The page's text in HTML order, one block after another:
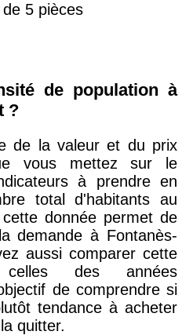
5 pièces
de population à
?
de la valeur et du prix
vous mettez sur le
à prendre en
total d'habitants au
donnée permet de
demande à Fontanès-
aussi comparer cette
des années
de comprendre si
tendance à acheter
quitter.